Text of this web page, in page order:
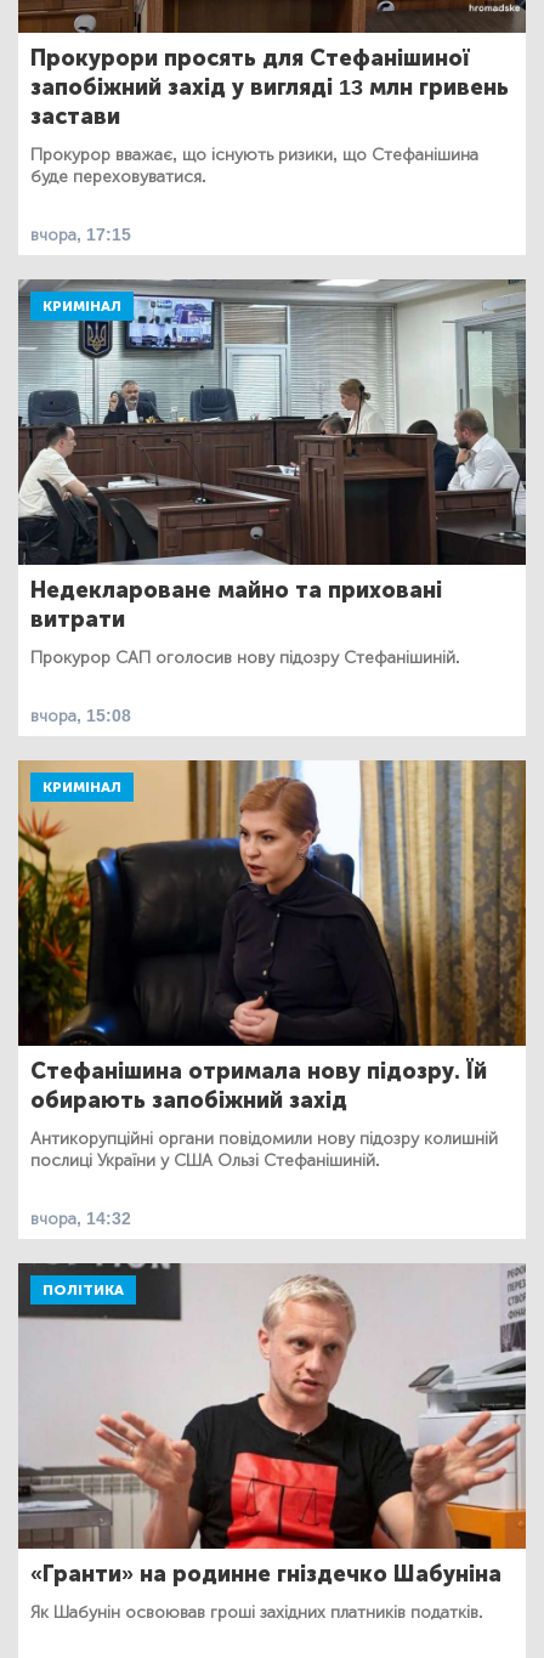
Прокурори просять для Стефанішиної
запобіжний захід у вигляді 13 млн гривень
застави
Прокурор вважає, що існують ризики, що Стефанішина
буде переховуватися.
вчора, 17:15
КРИМІНАЛ
Недеклароване майно та приховані
витрати
Прокурор САП оголосив нову підозру Стефанішиній.
вчора, 15:08
КРИМІНАЛ
Стефанішина отримала нову підозру. Їй
обирають запобіжний захід
Антикорупційні органи повідомили нову підозру колишній
послиці України у США Ользі Стефанішиній.
вчора, 14:32
ПОЛІТИКА
«Гранти» на родинне гніздечко Шабуніна
Як Шабунін освоював гроші західних платників податків.